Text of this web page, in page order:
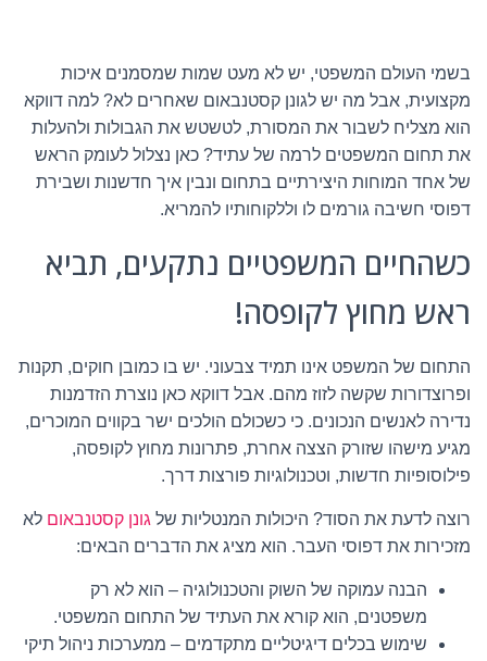
בשמי העולם המשפטי, יש לא מעט שמות שמסמנים איכות
מקצועית, אבל מה יש לגונן קסטנבאום שאחרים לא? למה דווקא
הוא מצליח לשבור את המסורת, לטשטש את הגבולות ולהעלות
את תחום המשפטים לרמה של עתיד? כאן נצלול לעומק הראש
של אחד המוחות היצירתיים בתחום ונבין איך חדשנות ושבירת
דפוסי חשיבה גורמים לו וללקוחותיו להמריא.
כשהחיים המשפטיים נתקעים, תביא
ראש מחוץ לקופסה!
התחום של המשפט אינו תמיד צבעוני. יש בו כמובן חוקים, תקנות
ופרוצדורות שקשה לזוז מהם. אבל דווקא כאן נוצרת הזדמנות
נדירה לאנשים הנכונים. כי כשכולם הולכים ישר בקווים המוכרים,
מגיע מישהו שזורק הצצה אחרת, פתרונות מחוץ לקופסה,
פילוסופיות חדשות, וטכנולוגיות פורצות דרך.
רוצה לדעת את הסוד? היכולות המנטליות של גונן קסטנבאום לא
מזכירות את דפוסי העבר. הוא מציג את הדברים הבאים:
הבנה עמוקה של השוק והטכנולוגיה – הוא לא רק
משפטנים, הוא קורא את העתיד של התחום המשפטי.
שימוש בכלים דיגיטליים מתקדמים – ממערכות ניהול תיקי